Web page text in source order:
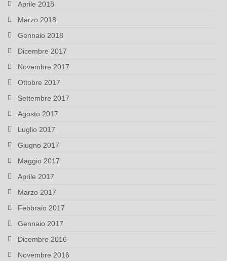
Aprile 2018
Marzo 2018
Gennaio 2018
Dicembre 2017
Novembre 2017
Ottobre 2017
Settembre 2017
Agosto 2017
Luglio 2017
Giugno 2017
Maggio 2017
Aprile 2017
Marzo 2017
Febbraio 2017
Gennaio 2017
Dicembre 2016
Novembre 2016